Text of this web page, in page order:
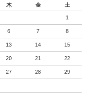
木 金 土
1
6 7 8
13 14 15
20 21 22
27 28 29